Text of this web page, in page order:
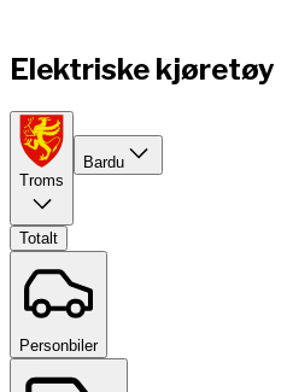
Elektriske kjøretøy
Troms
Bardu
Totalt
Personbiler